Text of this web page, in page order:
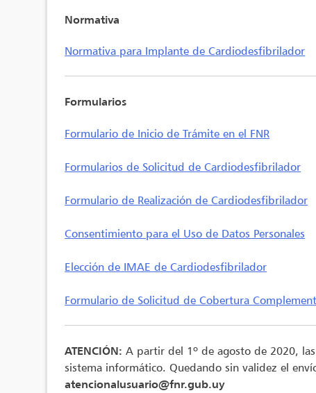
Normativa
Normativa para Implante de Cardiodesfibrilador
Formularios
Formulario de Inicio de Trámite en el FNR
Formularios de Solicitud de Cardiodesfibrilador
Formulario de Realización de Cardiodesfibrilador
Consentimiento para el Uso de Datos Personales
Elección de IMAE de Cardiodesfibrilador
Formulario de Solicitud de Cobertura
ATENCIÓN: A partir del 1º de agosto de 2020,
sistema informático. Quedando sin validez el
atencionalusuario@fnr.gub.uy